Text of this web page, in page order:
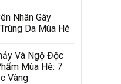
Nhân Gây
Da Mùa Hè
Và Ngộ Độc
Mùa Hè: 7
Vàng